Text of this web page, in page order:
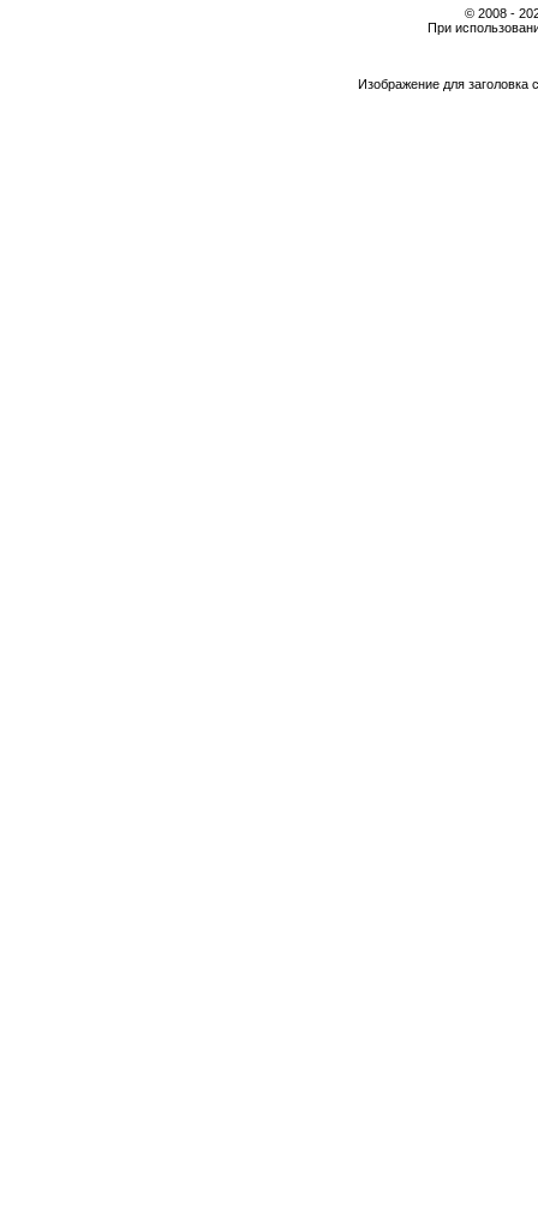
© 2008 -
При
Изображение для